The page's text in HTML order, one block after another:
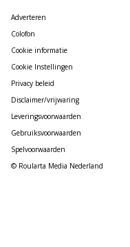
Adverteren
Colofon
Cookie informatie
Cookie Instellingen
Privacy beleid
Disclaimer/vrijwaring
Leveringsvoorwaarden
Gebruiksvoorwaarden
Spelvoorwaarden
© Roularta Media Nederland